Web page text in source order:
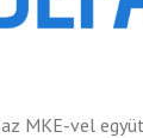
az MKE-vel